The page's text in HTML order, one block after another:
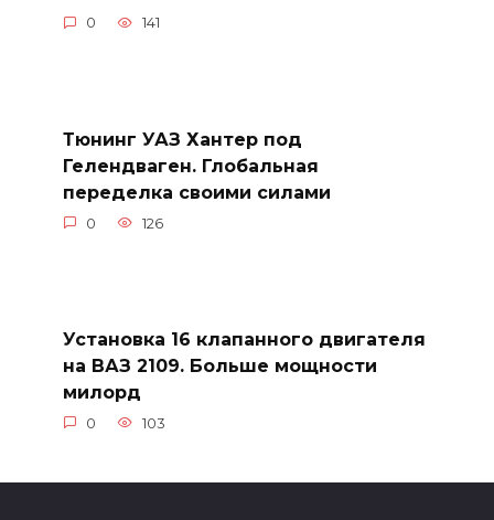
0 141
Тюнинг УАЗ Хантер под
Гелендваген. Глобальная
переделка своими силами
0 126
Установка 16 клапанного двигателя
на ВАЗ 2109. Больше мощности
милорд
0 103